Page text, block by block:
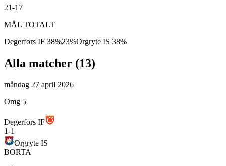
21-17
MÅL TOTALT
Degerfors IF 38%23%Orgryte IS 38%
Alla matcher (13)
måndag 27 april 2026
Omg 5
Degerfors IF
1-1
Orgryte IS
BORTA